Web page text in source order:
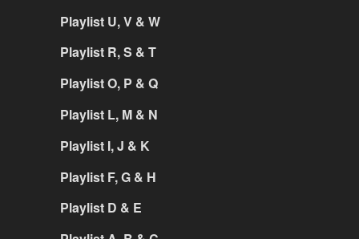
Playlist U, V & W
Playlist R, S & T
Playlist O, P & Q
Playlist L, M & N
Playlist I, J & K
Playlist F, G & H
Playlist D & E